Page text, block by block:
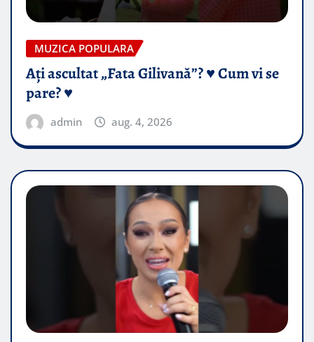
MUZICA POPULARA
Ați ascultat „Fata Gilivană”? ♥️ Cum vi se
pare? ♥️
admin aug. 4, 2026